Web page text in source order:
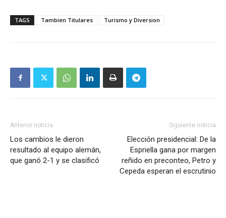
TAGS Tambien Titulares Turismo y Diversion
Anterior noticia
Los cambios le dieron
resultado al equipo alemán,
que ganó 2-1 y se clasificó
Siguiente noticia
Elección presidencial: De la
Espriella gana por margen
reñido en preconteo, Petro y
Cepeda esperan el escrutinio